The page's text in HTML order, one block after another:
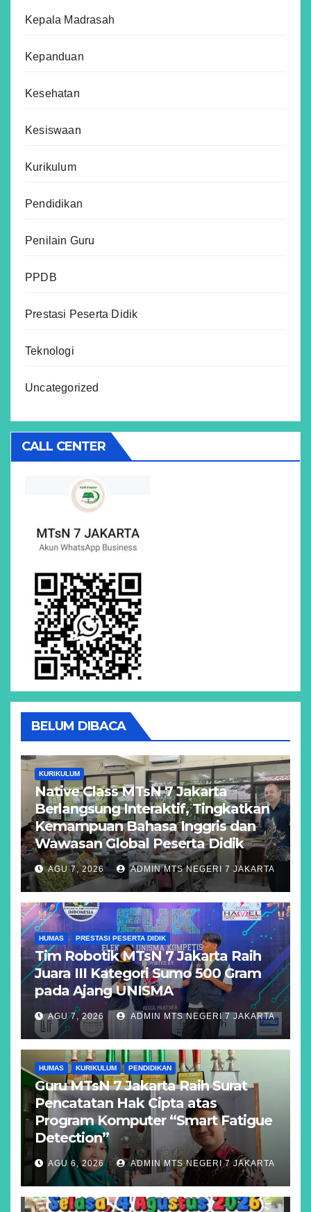
Kepala Madrasah
Kepanduan
Kesehatan
Kesiswaan
Kurikulum
Pendidikan
Penilain Guru
PPDB
Prestasi Peserta Didik
Teknologi
Uncategorized
CALL CENTER
BELUM DIBACA
KURIKULUM
Native Class MTsN 7 Jakarta
Berlangsung Interaktif, Tingkatkan
Kemampuan Bahasa Inggris dan
Wawasan Global Peserta Didik
AGU 7, 2026 ADMIN MTS NEGERI 7 JAKARTA
HUMAS PRESTASI PESERTA DIDIK
Tim Robotik MTsN 7 Jakarta Raih
Juara III Kategori Sumo 500 Gram
pada Ajang UNISMA
AGU 7, 2026 ADMIN MTS NEGERI 7 JAKARTA
HUMAS KURIKULUM PENDIDIKAN
Guru MTsN 7 Jakarta Raih Surat
Pencatatan Hak Cipta atas
Program Komputer “Smart Fatigue
Detection”
AGU 6, 2026 ADMIN MTS NEGERI 7 JAKARTA